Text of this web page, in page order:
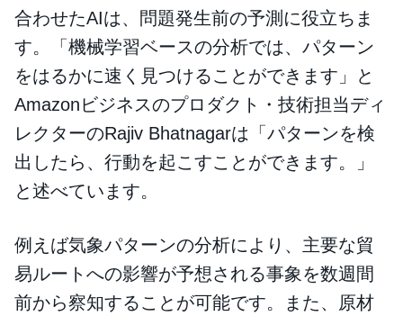
合わせたAIは、問題発生前の予測に役立ちま
す。「機械学習ベースの分析では、パターン
をはるかに速く見つけることができます」と
Amazonビジネスのプロダクト・技術担当ディ
レクターのRajiv Bhatnagarは「パターンを検
出したら、行動を起こすことができます。」
と述べています。
例えば気象パターンの分析により、主要な貿
易ルートへの影響が予想される事象を数週間
前から察知することが可能です。また、原材